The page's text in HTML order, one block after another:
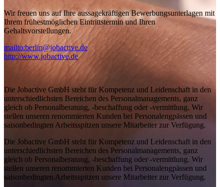
Wir freuen uns auf Ihre aussagekräftigen Bewerbungsunterlagen mit
Ihrem frühestmöglichen Eintrittstermin und Ihren
Gehaltsvorstellungen.
mailto:berlin@jobactive.de
http://www.jobactive.de
Die Jobactive GmbH steht für Kompetenz und Leidenschaft in den
unterschiedlichsten Bereichen des Personalmanagements, ganz
gleich ob Personalberatung, -beschaffung oder -vermittlung. Wir
stellen unseren renommierten Kunden bei Personalengpässen und
saisonbedingten Arbeitsspitzen unsere Mitarbeiter zur Verfügung.
Die Jobactive GmbH steht für Kompetenz und Leidenschaft in den
unterschiedlichsten Bereichen des Personalmanagements, ganz
gleich ob Personalberatung, -beschaffung oder -vermittlung. Wir
stellen unseren renommierten Kunden bei Personalengpässen und
saisonbedingten Arbeitsspitzen unsere Mitarbeiter zur Verfügung.